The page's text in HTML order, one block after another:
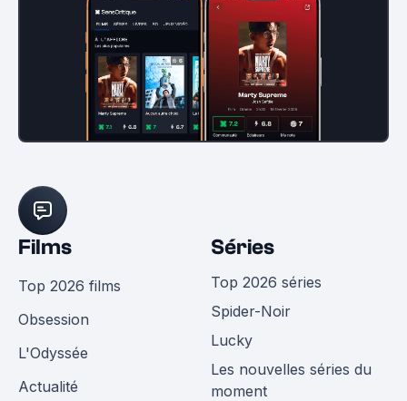
Films
Top 2026 films
Obsession
L'Odyssée
Actualité
Séries
Top 2026 séries
Spider-Noir
Lucky
Les nouvelles séries du
moment